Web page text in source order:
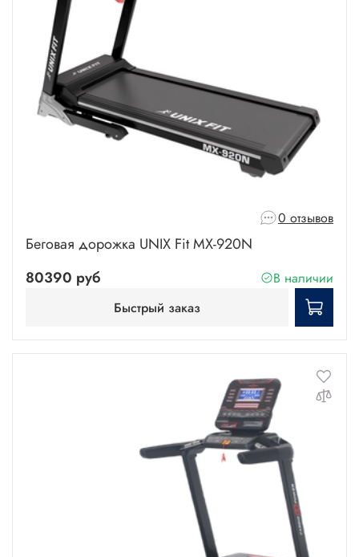
0 отзывов
Беговая дорожка UNIX Fit MX-920N
80390 руб
В наличии
Быстрый заказ